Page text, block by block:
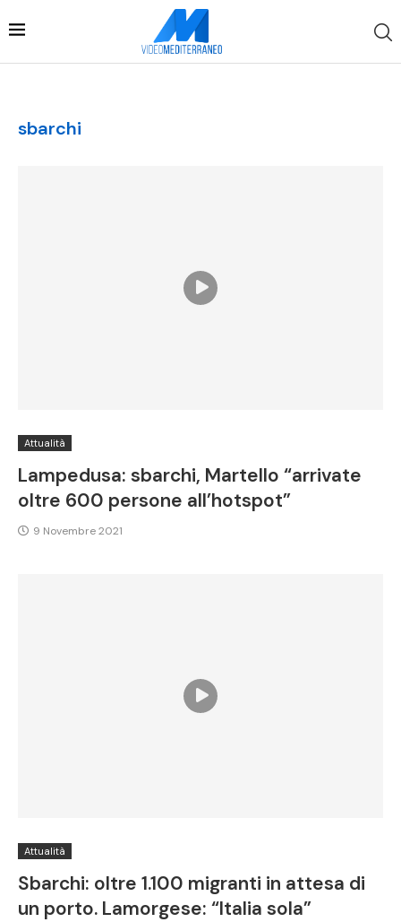
sbarchi
Attualità
Lampedusa: sbarchi, Martello “arrivate
oltre 600 persone all’hotspot”
9 Novembre 2021
Attualità
Sbarchi: oltre 1.100 migranti in attesa di
un porto. Lamorgese: “Italia sola”